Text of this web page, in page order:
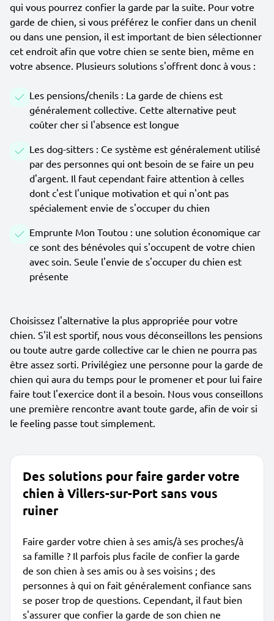
qui vous pourrez confier la garde par la suite. Pour votre
garde de chien, si vous préférez le confier dans un chenil
ou dans une pension, il est important de bien sélectionner
cet endroit afin que votre chien se sente bien, même en
votre absence. Plusieurs solutions s'offrent donc à vous :
Les pensions/chenils : La garde de chiens est
généralement collective. Cette alternative peut
coûter cher si l'absence est longue
Les dog-sitters : Ce système est généralement utilisé
par des personnes qui ont besoin de se faire un peu
d'argent. Il faut cependant faire attention à celles
dont c'est l'unique motivation et qui n'ont pas
spécialement envie de s'occuper du chien
Emprunte Mon Toutou : une solution économique car
ce sont des bénévoles qui s'occupent de votre chien
avec soin. Seule l'envie de s'occuper du chien est
présente
Choisissez l'alternative la plus appropriée pour votre
chien. S'il est sportif, nous vous déconseillons les pensions
ou toute autre garde collective car le chien ne pourra pas
être assez sorti. Privilégiez une personne pour la garde de
chien qui aura du temps pour le promener et pour lui faire
faire tout l'exercice dont il a besoin. Nous vous conseillons
une première rencontre avant toute garde, afin de voir si
le feeling passe tout simplement.
Des solutions pour faire garder votre
chien à Villers-sur-Port sans vous
ruiner
Faire garder votre chien à ses amis/à ses proches/à
sa famille ? Il parfois plus facile de confier la garde
de son chien à ses amis ou à ses voisins ; des
personnes à qui on fait généralement confiance sans
se poser trop de questions. Cependant, il faut bien
s'assurer que confier la garde de son chien ne